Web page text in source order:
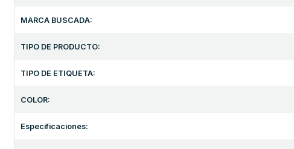
MARCA BUSCADA:
TIPO DE PRODUCTO:
TIPO DE ETIQUETA:
COLOR:
Especificaciones: